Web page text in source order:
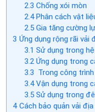
2.3 Chống xói mòn
2.4Phân cách vật
2.5Gia tăng cường
3 Ứng dụng rộng rãi
3.1 Sử dụng trong
3.2Ứng dụng trong
3.3 Trong công
3.4Vận dụng trong
3.5Sử dụng trong
4 Cách bảo quản vải